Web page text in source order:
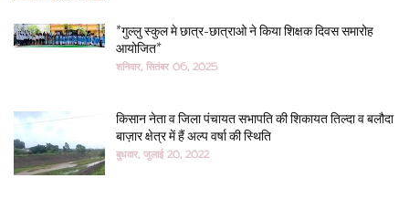
*गुल्लु स्कुल मे छात्र-छात्राओ ने किया शिक्षक दिवस समारोह
आयोजित*
शनिवार, सितंबर 06, 2025
किसान नेता व जिला पंचायत सभापति की शिकायत तिल्दा व बलौदा
बाज़ार क्षेत्र में हैं अल्प वर्षा की स्थिति
बुधवार, जुलाई 20, 2022